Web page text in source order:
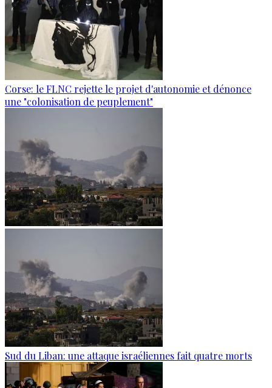
Corse: le FLNC rejette le projet d'autonomie et dénonce
une "colonisation de peuplement"
Sud du Liban: une attaque israéliennes fait quatre morts